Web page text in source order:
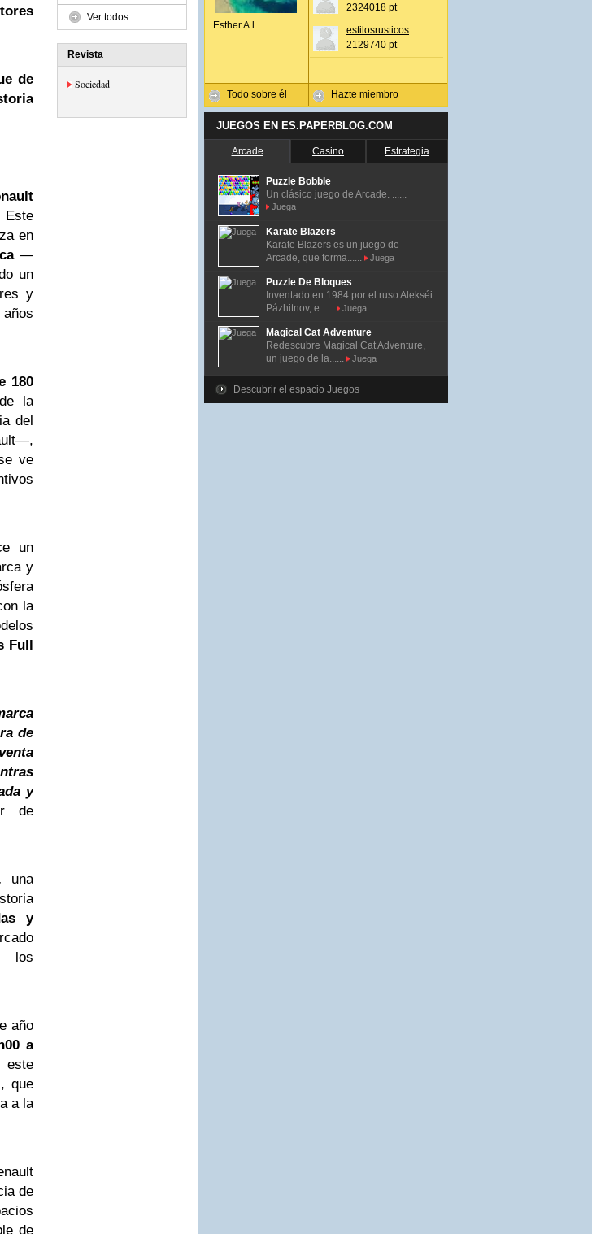
de
en
—
un
y
180
la
del
ve
un
y
la
Full
de
y
de
una
y
los
año
a
este
que
a la
de
de
Ver todos
Revista
Sociedad
Esther A.l.
Todo sobre él
2324018 pt
estilosrusticos
2129740 pt
Hazte miembro
JUEGOS EN ES.PAPERBLOG.COM
Arcade Casino Estrategia
Puzzle Bobble
Un clásico juego de Arcade. ......
Juega
Karate Blazers
Karate Blazers es un juego de
Arcade, que forma......
Juega
Puzzle De Bloques
Inventado en 1984 por el ruso Alekséi
Pázhitnov, e......
Juega
Magical Cat Adventure
Redescubre Magical Cat Adventure,
un juego de la......
Juega
Descubrir el espacio Juegos